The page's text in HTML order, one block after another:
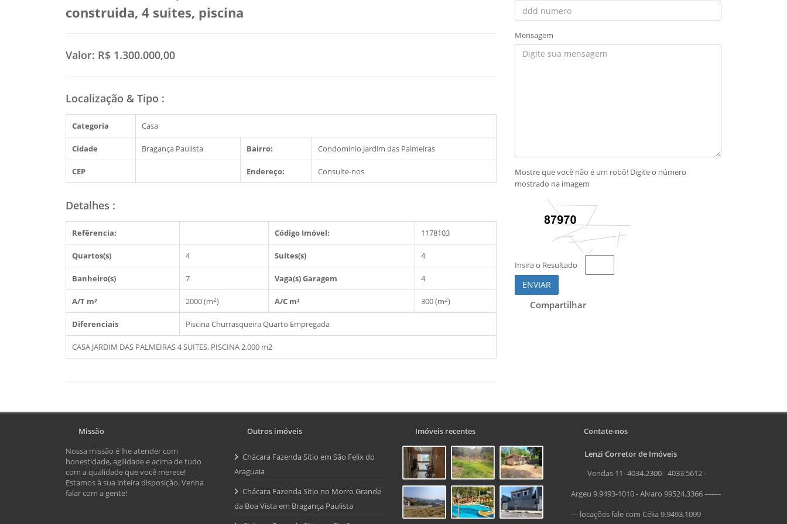
construida, 4 suites, piscina
Valor: R$ 1.300.000,00
Localização & Tipo :
Categoria Casa
Cidade Bragança Paulista Bairro: Condominio Jardim das Palmeiras
CEP Endereço: Consulte-nos
Detalhes :
Refêrencia: Código Imóvel: 1178103
Quartos(s) 4 Suítes(s) 4
Banheiro(s) 7 Vaga(s) Garagem 4
A/T m² 2000 (m2) A/C m² 300 (m2)
Diferenciais PiscinaChurrasqueiraQuarto Empregada
CASA JARDIM DAS PALMEIRAS 4 SUITES, PISCINA 2.000 m2
Mensagem
Mostre que você não é um robô! Digite o número
mostrado na imagem
Insira o Resultado
ENVIAR
Compartilhar
Missão
Nossa missão é lhe atender com
honestidade, agilidade e acima de tudo
com a qualidade que você merece!
Estamos à sua inteira disposição. Venha
falar com a gente!
Outros imóveis
Chácara Fazenda Sítio em São Felix do
Araguaia
Chácara Fazenda Sítio no Morro Grande
da Boa Vista em Bragança Paulista
Imóveis recentes Contate-nos
Lenzi Corretor de Imóveis
Vendas 11- 4034.2300 - 4033.5612 -
Argeu 9.9493-1010 - Alvaro 99524.3366 -------
--- locações fale com Célia 9.9493.1099